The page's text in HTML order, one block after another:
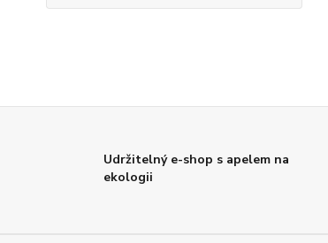
Udržitelný e-shop s apelem na
ekologii